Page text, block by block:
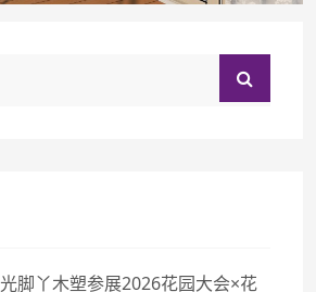
光脚丫木塑参展2026花园大会×花